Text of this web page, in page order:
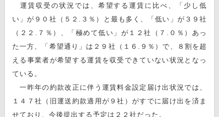
運賃収受の状況では、希望する運賃に比べ、「少し低
い」が９０社（５２.３％）と最も多く、「低い」が３９社
（２２.７％）、「極めて低い」が１２社（７.０％）あっ
た一方、「希望通り」は２９社（１６.９％）で、８割を超
える事業者が希望する運賃を収受できていない状況となっ
ている。
一昨年の約款改正に伴う運賃料金設定届け出状況では、
１４７社（旧運送約款適用が９社）がすでに届け出を済ま
せており、今後提出する予定は２２社だった。